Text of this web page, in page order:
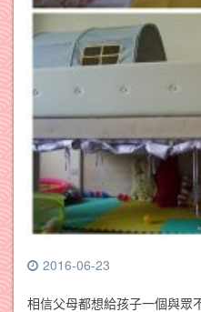
2016-06-23
相信父母都想給孩子一個與眾